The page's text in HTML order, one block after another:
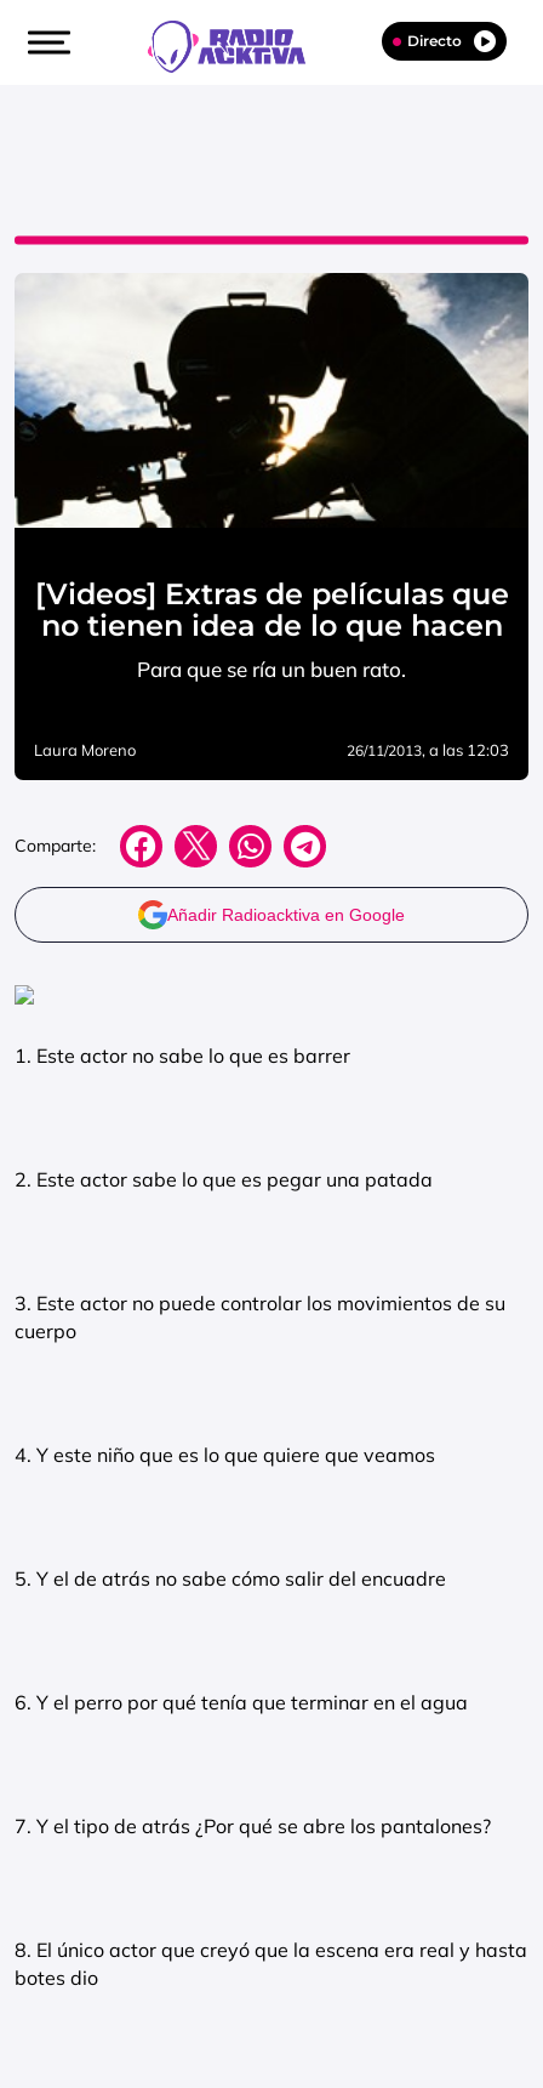
Directo
[Videos] Extras de películas que
no tienen idea de lo que hacen
Para que se ría un buen rato.
Laura Moreno 26/11/2013, a las 12:03
Comparte:
Añadir Radioacktiva en Google
1. Este actor no sabe lo que es barrer
2. Este actor sabe lo que es pegar una patada
3. Este actor no puede controlar los movimientos de su
cuerpo
4. Y este niño que es lo que quiere que veamos
5. Y el de atrás no sabe cómo salir del encuadre
6. Y el perro por qué tenía que terminar en el agua
7. Y el tipo de atrás ¿Por qué se abre los pantalones?
8. El único actor que creyó que la escena era real y hasta
botes dio